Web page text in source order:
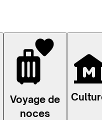
Voyage de
noces